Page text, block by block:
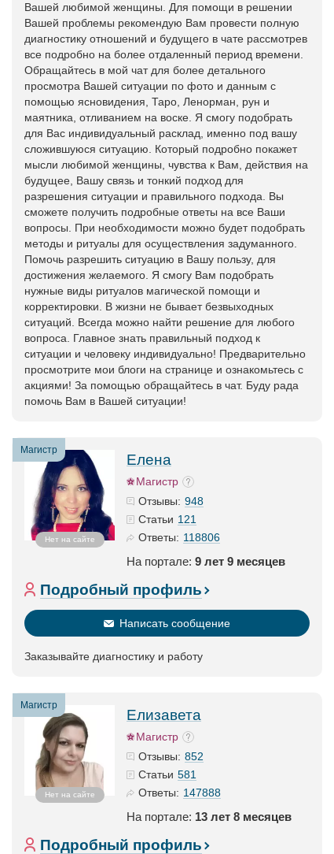
Вашей любимой женщины. Для помощи в решении
Вашей проблемы рекомендую Вам провести полную
диагностику отношений и будущего в чате рассмотрев
все подробно на более отдаленный период времени.
Обращайтесь в мой чат для более детального
просмотра Вашей ситуации по фото и данным с
помощью ясновидения, Таро, Ленорман, рун и
маятника, отливанием на воске. Я смогу подобрать
для Вас индивидуальный расклад, именно под вашу
сложившуюся ситуацию. Который подробно покажет
мысли любимой женщины, чувства к Вам, действия на
будущее, Вашу связь и тонкий подход для
разрешения ситуации и правильного подхода. Вы
сможете получить подробные ответы на все Ваши
вопросы. При необходимости можно будет подобрать
методы и ритуалы для осуществления задуманного.
Помочь разрешить ситуацию в Вашу пользу, для
достижения желаемого. Я смогу Вам подобрать
нужные виды ритуалов магической помощи и
корректировки. В жизни не бывает безвыходных
ситуаций. Всегда можно найти решение для любого
вопроса. Главное знать правильный подход к
ситуации и человеку индивидуально! Предварительно
просмотрите мои блоги на странице и ознакомьтесь с
акциями! За помощью обращайтесь в чат. Буду рада
помочь Вам в Вашей ситуации!
Магистр
Нет на сайте
Елена
Магистр
Отзывы: 948
Статьи 121
Ответы: 118806
На портале: 9 лет 9 месяцев
Подробный профиль
Написать сообщение
Заказывайте диагностику и работу
Магистр
Нет на сайте
Елизавета
Магистр
Отзывы: 852
Статьи 581
Ответы: 147888
На портале: 13 лет 8 месяцев
Подробный профиль